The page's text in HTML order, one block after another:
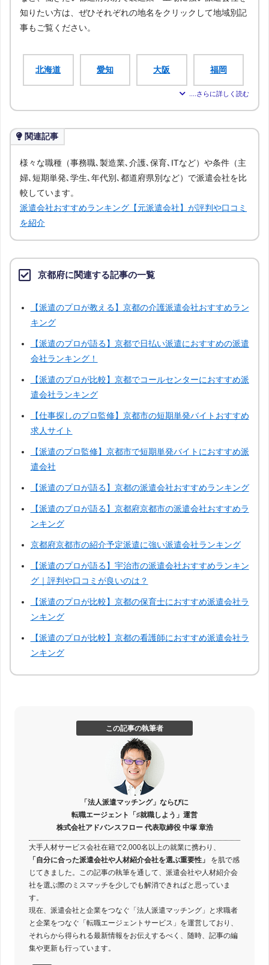
知りたい方は、ぜひそれぞれの地名をクリックして地域別記
事もご覧ください。
北海道 愛知 大阪 福岡
岩手
茨城 栃木 群馬 埼玉
千葉
福井 山梨 長野 岐阜
愛媛 高知 佐賀
熊本 大分 宮崎 鹿児島
沖縄
関連記事
様々な職種（事務職､製造業､介護､保育､ITなど）や条件（主
婦､短期単発､学生､年代別､都道府県別など）で派遣会社を比
較しています。
派遣会社おすすめランキング【元派遣会社】が評判や口コミ
を紹介
京都府に関連する記事の一覧
【派遣のプロが教える】京都の介護派遣会社おすすめラン
キング
【派遣のプロが語る】京都で日払い派遣におすすめの派遣
会社ランキング！
【派遣のプロが比較】京都でコールセンターにおすすめ派
遣会社ランキング
【仕事探しのプロ監修】京都市の短期単発バイトおすすめ
求人サイト
【派遣のプロ監修】京都市で短期単発バイトにおすすめ派
遣会社
【派遣のプロが語る】京都の派遣会社おすすめランキング
【派遣のプロが語る】京都府京都市の派遣会社おすすめラ
ンキング
京都府京都市の紹介予定派遣に強い派遣会社ランキング
【派遣のプロが語る】宇治市の派遣会社おすすめランキン
グ｜評判や口コミが良いのは？
【派遣のプロが比較】京都の保育士におすすめ派遣会社ラ
ンキング
【派遣のプロが比較】京都の看護師におすすめ派遣会社ラ
ンキング
この記事の執筆者
「法人派遣マッチング」ならびに
転職エージェント「♯就職しよう」運営
株式会社アドバンスフロー 代表取締役 中塚 章浩
大手人材サービス会社在籍で2,000名以上の就業に携わり、
「自分に合った派遣会社や人材紹介会社を選ぶ重要性」
を肌で感
じてきました。この記事の執筆を通して、派遣会社や人材紹介会
社を選ぶ際のミスマッチを少しでも解消できればと思っていま
す。
現在、派遣会社と企業をつなぐ「法人派遣マッチング」と求職者
と企業をつなぐ「転職エージェントサービス」を運営しており、
それらから得られる最新情報をお伝えするべく、随時、記事の編
集や更新も行っています。